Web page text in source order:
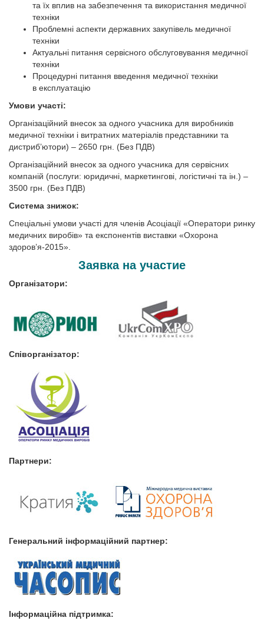
та їх вплив на забезпечення та використання медичної
техніки
Проблемні аспекти державних закупівель медичної
техніки
Актуальні питання сервісного обслуговування медичної
техніки
Процедурні питання введення медичної техніки
в експлуатацію
Умови участі:
Організаційний внесок за одного учасника для виробників
медичної техніки і витратних матеріалів представники та
дистриб’ютори) – 2650 грн. (Без ПДВ)
Організаційний внесок за одного учасника для сервісних
компаній (послуги: юридичні, маркетингові, логістичні та ін.) –
3500 грн. (Без ПДВ)
Система знижок:
Спеціальні умови участі для членів Асоціації «Оператори ринку
медичних виробів» та експонентів виставки «Охорона
здоров’я-2015».
Заявка на участие
Організатори:
Співорганізатор:
Партнери:
Генеральний інформаційний партнер:
Інформаційна підтримка: